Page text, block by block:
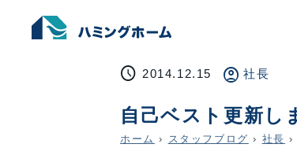
schedule 2014.12.15 account_circle 社長
自己ベスト更新し
ホーム › スタッフブログ › 社長 ›